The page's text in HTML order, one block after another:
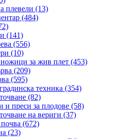
плевели (13)
(484)
(141)
(556)
(10)
за жив плет (453)
(209)
(595)
техника (354)
(82)
и преси за плодове (58)
на вериги (37)
(672)
(23)